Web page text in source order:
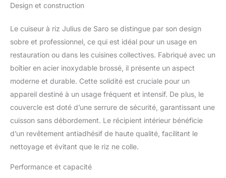
gobelet à mesurer et
cuillère à riz Simplicité
d’utilisation : couvercle
avec fermeture de
sécurité Fonctionnement
économe en énergie :
puissance de 1,95 kW à
230 V Plage de
température : réglable de
+30 à +90 °C
Design et construction
Le cuiseur à riz Julius de Saro se distingue par son design
sobre et professionnel, ce qui est idéal pour un usage en
restauration ou dans les cuisines collectives. Fabriqué avec un
boîtier en acier inoxydable brossé, il présente un aspect
moderne et durable. Cette solidité est cruciale pour un
appareil destiné à un usage fréquent et intensif. De plus, le
couvercle est doté d’une serrure de sécurité, garantissant une
cuisson sans débordement. Le récipient intérieur bénéficie
d’un revêtement antiadhésif de haute qualité, facilitant le
nettoyage et évitant que le riz ne colle.
Performance et capacité